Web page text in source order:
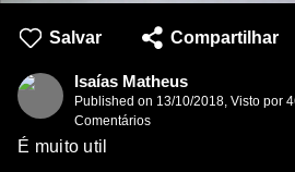
Salvar Compartilhar
Isaías Matheus
Published on 13/10/2018 Visto por
Comentários
É muito util